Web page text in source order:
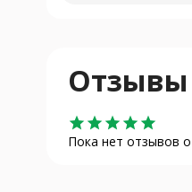
Отзывы
star star star star star
Пока нет отзывов